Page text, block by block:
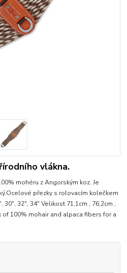
vlákna.
mohéru z Angorským koz. Je
přezky s rolovacím kolečkem
32", 34" Velikost 71,1cm , 76,2cm ,
100% mohair and alpaca fibers for a